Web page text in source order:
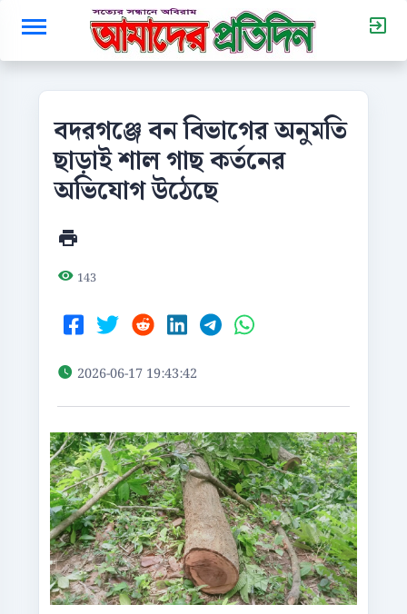
বদরগঞ্জে বন বিভাগের অনুমতি
ছাড়াই শাল গাছ কর্তনের
অভিযোগ উঠেছে
143
2026-06-17 19:43:42